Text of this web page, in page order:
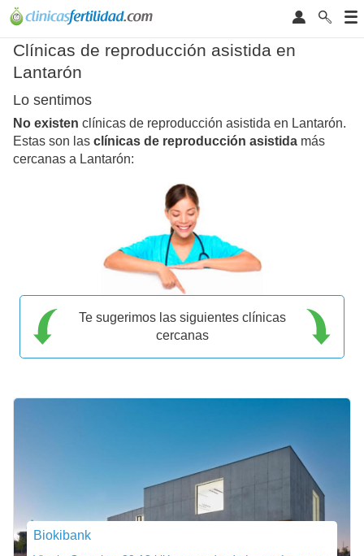
Clínicas de reproducción asistida en
Lantarón
Lo sentimos
No existen clínicas de reproducción asistida en Lantarón.
Estas son las clínicas de reproducción asistida más
cercanas a Lantarón:
Te sugerimos las siguientes clínicas
cercanas
Biokibank